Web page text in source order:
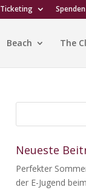
Ticketing Spenden
Beach The
Neueste
Perfekter
der E-Jugend beim